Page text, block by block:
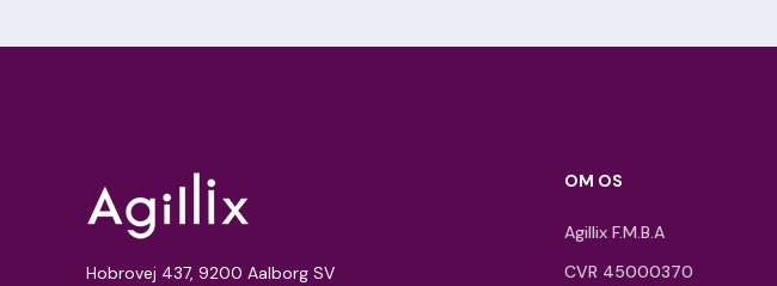
Hobrovej 437, 9200 Aalborg SV
OM OS
Agillix F.M.B.A
CVR 45000370